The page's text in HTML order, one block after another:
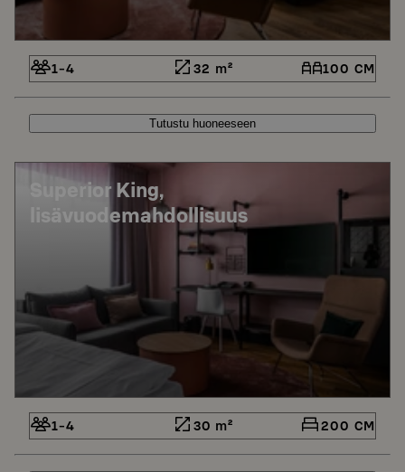
1-4 32 m² 100 CM
Tutustu huoneeseen
Superior King,
lisävuodemahdollisuus
1-4 30 m² 200 CM